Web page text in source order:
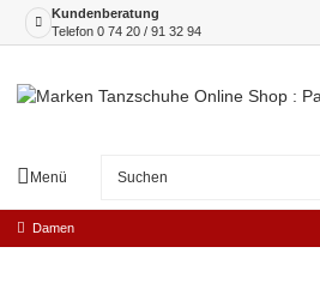
Kundenberatung
Telefon 0 74 20 / 91 32 94
Menü
Damen